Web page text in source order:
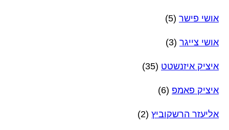
אושי פישר (5)
אושי צייגר (3)
איציק איזנשטט (35)
איציק פאמפ (6)
אליעזר הרשקוביץ (2)